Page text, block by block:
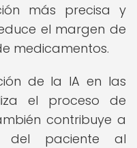
más precisa y
el margen de
medicamentos.
de la IA en las
el proceso de
contribuye a
del paciente al